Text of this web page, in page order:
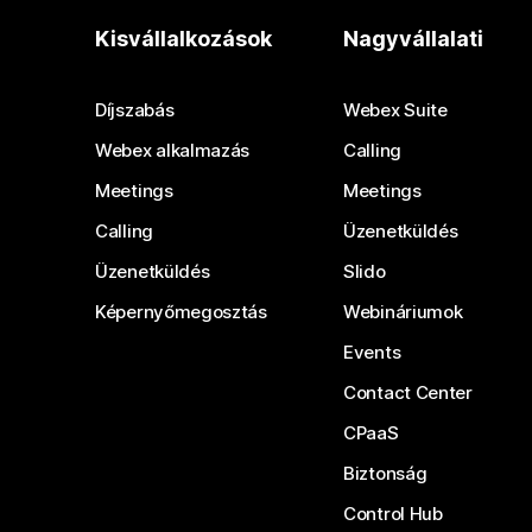
Kisvállalkozások
Díjszabás
Webex alkalmazás
Meetings
Calling
Üzenetküldés
Képernyőmegosztás
Nagyvállalati
Webex Suite
Calling
Meetings
Üzenetküldés
Slido
Webináriumok
Events
Contact Center
CPaaS
Biztonság
Control Hub